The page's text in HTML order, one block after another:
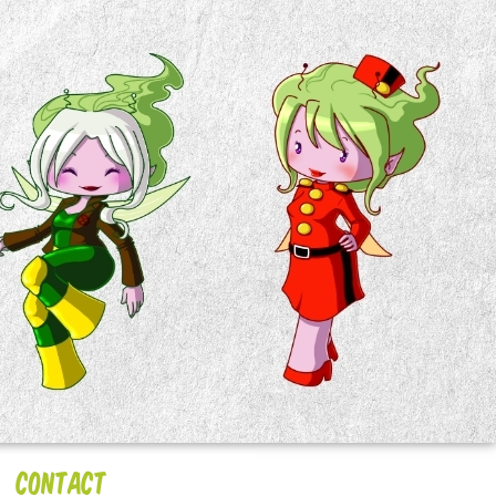
Contact